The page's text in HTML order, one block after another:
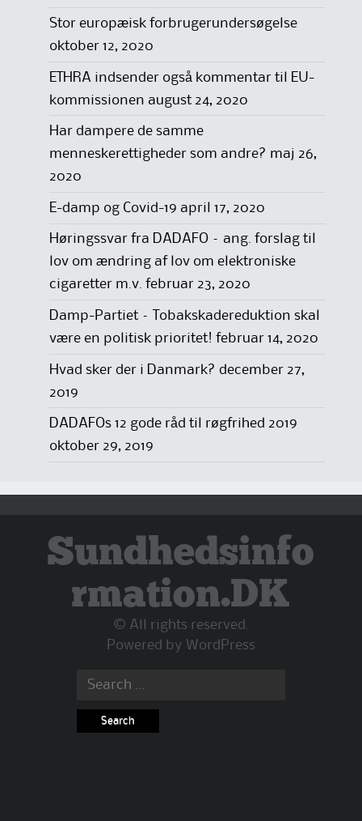
Stor europæisk forbrugerundersøgelse
oktober 12, 2020
ETHRA indsender også kommentar til EU-
kommissionen august 24, 2020
Har dampere de samme
menneskerettigheder som andre? maj 26,
2020
E-damp og Covid-19 april 17, 2020
Høringssvar fra DADAFO – ang. forslag til
lov om ændring af lov om elektroniske
cigaretter m.v. februar 23, 2020
Damp-Partiet – Tobakskadereduktion skal
være en politisk prioritet! februar 14, 2020
Hvad sker der i Danmark? december 27,
2019
DADAFOs 12 gode råd til røgfrihed 2019
oktober 29, 2019
Sundhedsinfo
rmation.DK
© All rights reserved.
Powered by WordPress
Search